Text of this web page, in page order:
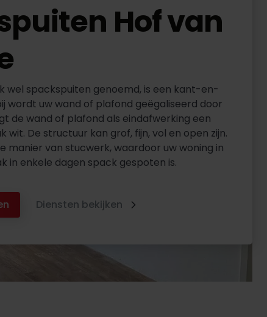
Hof van
wel spackspuiten genoemd, is een kant-en-
wordt uw wand of plafond geëgaliseerd door
de wand of plafond als eindafwerking een
wit. De structuur kan grof, fijn, vol en open zijn.
manier van stucwerk, waardoor uw woning in
in enkele dagen spack gespoten is.
Diensten bekijken